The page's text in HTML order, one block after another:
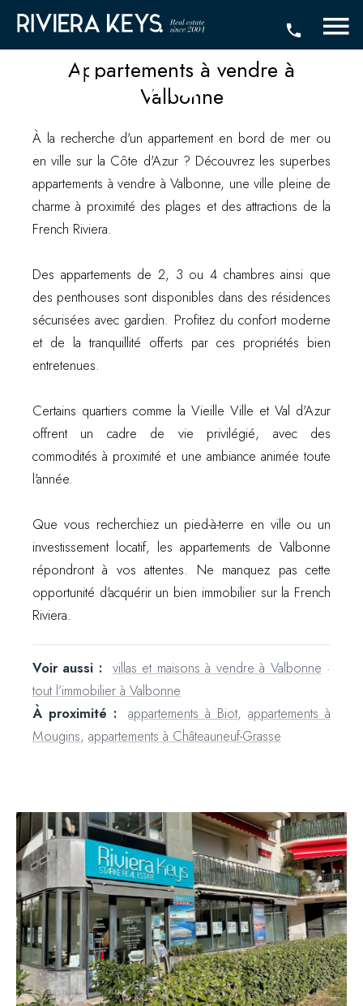
vendre à
Valbonne
Appartements à vendre à
Valbonne
À la recherche d'un appartement en bord de mer ou
en ville sur la Côte d'Azur ? Découvrez les superbes
appartements à vendre à Valbonne, une ville pleine de
charme à proximité des plages et des attractions de la
French Riviera.
Des appartements de 2, 3 ou 4 chambres ainsi que
des penthouses sont disponibles dans des résidences
sécurisées avec gardien. Profitez du confort moderne
et de la tranquillité offerts par ces propriétés bien
entretenues.
Certains quartiers comme la Vieille Ville et Val d'Azur
offrent un cadre de vie privilégié, avec des
commodités à proximité et une ambiance animée toute
l'année.
Que vous recherchiez un pied-à-terre en ville ou un
investissement locatif, les appartements de Valbonne
répondront à vos attentes. Ne manquez pas cette
opportunité d'acquérir un bien immobilier sur la French
Riviera.
Voir aussi : villas et maisons à vendre à Valbonne ·
tout l’immobilier à Valbonne
À proximité : appartements à Biot,appartements à
Mougins, appartements à Châteauneuf-Grasse